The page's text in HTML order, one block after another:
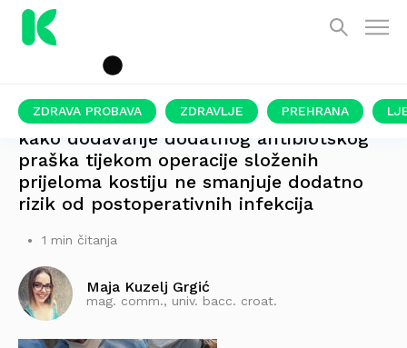
ZDRAVA PROBAVA ZDRAVLJE PREHRANA
kako dodavanje dodatnog antibiotskog
praška tijekom operacije složenih
prijeloma kostiju ne smanjuje dodatno
rizik od postoperativnih infekcija
1 min čitanja
Maja Kuzelj Grgić
mag. comm., univ. bacc. croat.